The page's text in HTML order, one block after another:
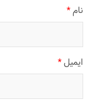
نام*
ایمیل*